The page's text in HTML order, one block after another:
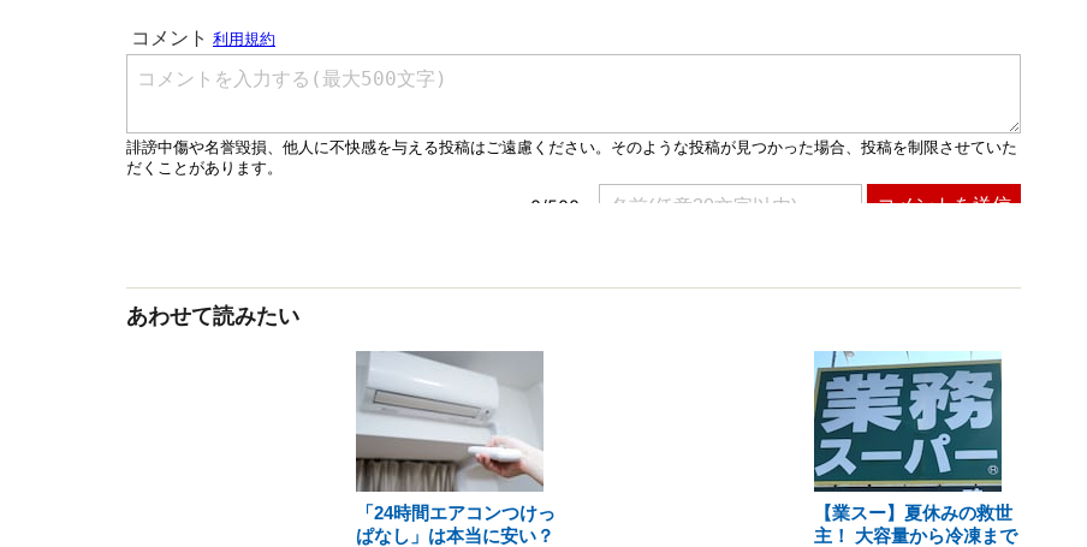
あわせて読みたい
「24時間エアコンつけっ
ぱなし」は本当に安い？
【業スー】夏休みの救世
主！ 大容量から冷凍まで